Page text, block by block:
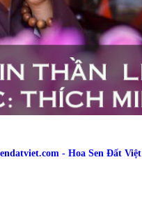
- Hoa Sen Đất Việt